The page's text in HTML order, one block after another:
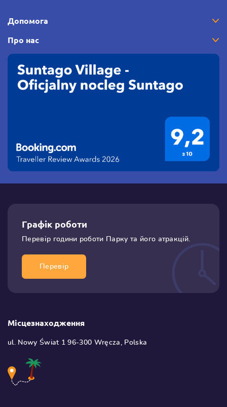
Допомога
Про нас
Графік роботи
Перевір години роботи Парку та його атракцiй.
Перевір
Місцезнаходження
ul. Nowy Świat 196-300 Wręcza, Polska